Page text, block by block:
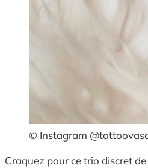
© Instagram
Craquez pour ce trio discret